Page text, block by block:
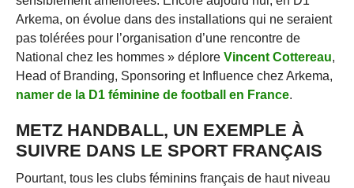
Arkema, on évolue dans des installations qui ne seraient
pas tolérées pour l’organisation d’une rencontre de
National chez les hommes » déplore Vincent Cottereau,
Head of Branding, Sponsoring et Influence chez Arkema,
namer de la D1 féminine de football en France.
METZ HANDBALL, UN EXEMPLE À
SUIVRE DANS LE SPORT FRANÇAIS
Pourtant, tous les clubs féminins français de haut niveau